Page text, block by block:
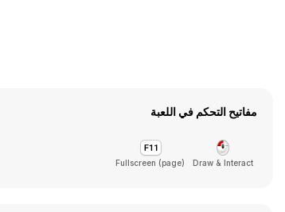
مفاتيح التحكم في اللعبة
Draw & Interact
Fullscreen (page)